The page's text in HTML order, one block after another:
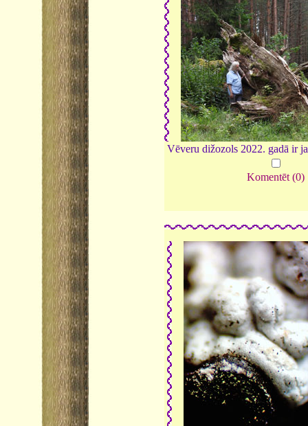
Vēveru dižozols 2022. gadā ir
Komentēt (0)